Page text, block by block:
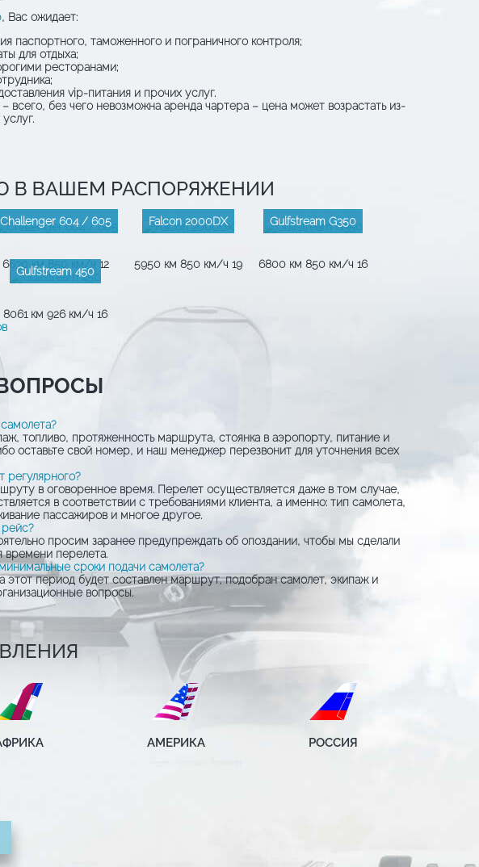
, Вас ожидает:
паспортного, таможенного и пограничного контроля;
для отдыха;
ресторанами;
vip-питания и прочих услуг.
всего, без чего невозможна аренда чартера – цена может возрастать из-
В ВАШЕМ РАСПОРЯЖЕНИИ
Challenger 604 / 605
6630 км 12
Falcon 2000DX
5950 км 850 км/ч 19
Gulfstream G350
6800 км 850 км/ч 16
Gulfstream 450
8061 км 926 км/ч 16
топливо, протяженность маршрута, стоянка в аэропорту, питание и
оставьте свой номер, и наш менеджер перезвонит для уточнения всех
регулярного?
в оговоренное время. Перелет осуществляется даже в том случае,
в соответствии с требованиями клиента, а именно: тип самолета,
пассажиров и многое другое.
просим заранее предупреждать об опоздании, чтобы мы сделали
времени перелета.
сроки подачи самолета?
этот период будет составлен маршрут, подобран самолет, экипаж и
вопросы.
АМЕРИКА РОССИЯ